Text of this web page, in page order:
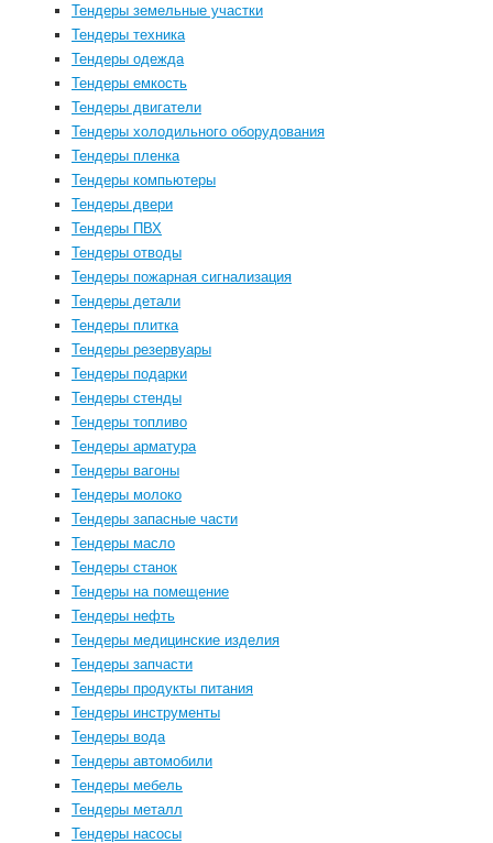
Тендеры земельные участки
Тендеры техника
Тендеры одежда
Тендеры емкость
Тендеры двигатели
Тендеры холодильного оборудования
Тендеры пленка
Тендеры компьютеры
Тендеры двери
Тендеры ПВХ
Тендеры отводы
Тендеры пожарная сигнализация
Тендеры детали
Тендеры плитка
Тендеры резервуары
Тендеры подарки
Тендеры стенды
Тендеры топливо
Тендеры арматура
Тендеры вагоны
Тендеры молоко
Тендеры запасные части
Тендеры масло
Тендеры станок
Тендеры на помещение
Тендеры нефть
Тендеры медицинские изделия
Тендеры запчасти
Тендеры продукты питания
Тендеры инструменты
Тендеры вода
Тендеры автомобили
Тендеры мебель
Тендеры металл
Тендеры насосы